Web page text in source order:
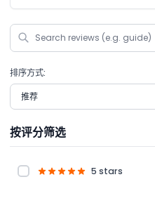
排序方式:
按评分筛选
5 stars